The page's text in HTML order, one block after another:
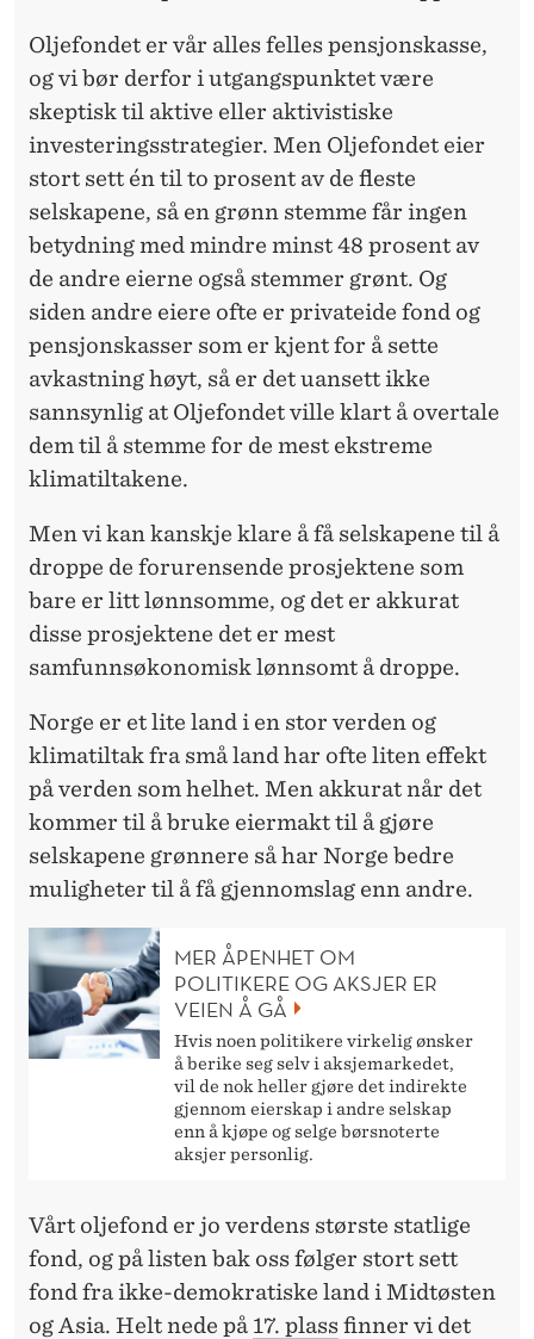
Oljefondet er vår alles felles pensjonskasse,
og vi bør derfor i utgangspunktet være
skeptisk til aktive eller aktivistiske
investeringsstrategier. Men Oljefondet eier
stort sett én til to prosent av de fleste
selskapene, så en grønn stemme får ingen
betydning med mindre minst 48 prosent av
de andre eierne også stemmer grønt. Og
siden andre eiere ofte er privateide fond og
pensjonskasser som er kjent for å sette
avkastning høyt, så er det uansett ikke
sannsynlig at Oljefondet ville klart å overtale
dem til å stemme for de mest ekstreme
klimatiltakene.
Men vi kan kanskje klare å få selskapene til å
droppe de forurensende prosjektene som
bare er litt lønnsomme, og det er akkurat
disse prosjektene det er mest
samfunnsøkonomisk lønnsomt å droppe.
Norge er et lite land i en stor verden og
klimatiltak fra små land har ofte liten effekt
på verden som helhet. Men akkurat når det
kommer til å bruke eiermakt til å gjøre
selskapene grønnere så har Norge bedre
muligheter til å få gjennomslag enn andre.
MER ÅPENHET OM
POLITIKERE OG AKSJER ER
VEIEN Å GÅ
Hvis noen politikere virkelig ønsker
å berike seg selv i aksjemarkedet,
vil de nok heller gjøre det indirekte
gjennom eierskap i andre selskap
enn å kjøpe og selge børsnoterte
aksjer personlig.
Vårt oljefond er jo verdens største statlige
fond, og på listen bak oss følger stort sett
fond fra ikke-demokratiske land i Midtøsten
og Asia. Helt nede på 17. plassfinner vi det